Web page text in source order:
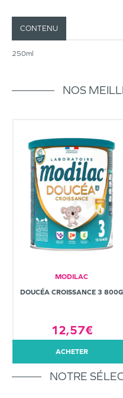
CONTENU
250ml
NOS
MODILAC
DOUCÉA CROISSANCE 3 800G
12,57€
ACHETER
NOTRE